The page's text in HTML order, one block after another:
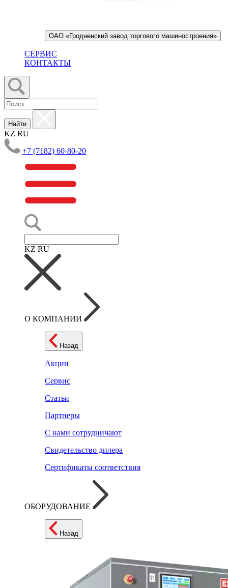
ОАО «Гродненский завод торгового машиностроения»
СЕРВИС
КОНТАКТЫ
Найти
KZ RU
+7 (7182) 60-80-20
KZ RU
О КОМПАНИИ
Назад
Акции
Сервис
Статьи
Партнеры
С нами сотрудничают
Свидетельство дилера
Сертификаты соответствия
ОБОРУДОВАНИЕ
Назад